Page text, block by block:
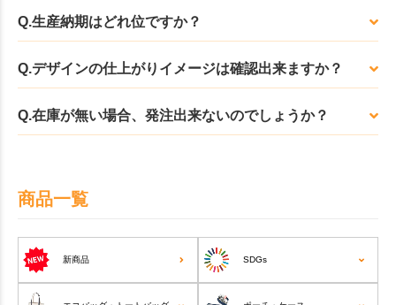
Q.生産納期はどれ位ですか？
Q.デザインの仕上がりイメージは確認出来ますか？
Q.在庫が無い場合、発注出来ないのでしょうか？
商品一覧
新商品 SDGs